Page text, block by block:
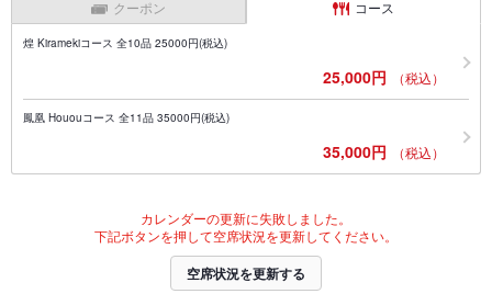
クーポン コース
煌 Kiramekiコース 全10品 25000円(税込)
25,000円 （税込）
鳳凰 Hououコース 全11品 35000円(税込)
35,000円 （税込）
カレンダーの更新に失敗しました。
下記ボタンを押して空席状況を更新してください。
空席状況を更新する